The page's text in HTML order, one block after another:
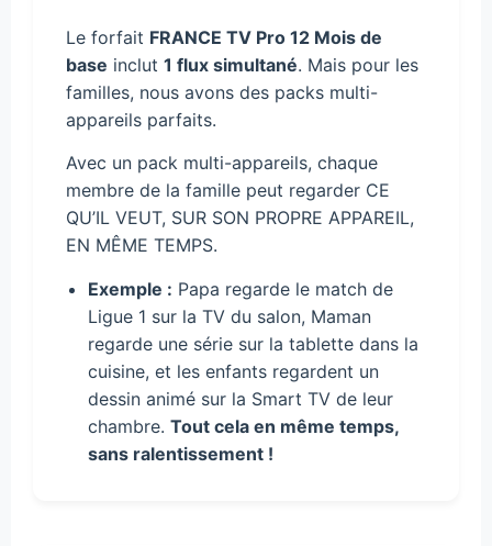
Le forfait FRANCE TV Pro 12 Mois de
base inclut 1 flux simultané. Mais pour les
familles, nous avons des packs multi-
appareils parfaits.
Avec un pack multi-appareils, chaque
membre de la famille peut regarder CE
QU’IL VEUT, SUR SON PROPRE APPAREIL,
EN MÊME TEMPS.
Exemple : Papa regarde le match de
Ligue 1 sur la TV du salon, Maman
regarde une série sur la tablette dans la
cuisine, et les enfants regardent un
dessin animé sur la Smart TV de leur
chambre. Tout cela en même temps,
sans ralentissement !